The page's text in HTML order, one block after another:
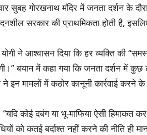
सुबह गोरखनाथ मंदिर में जनता दर्शन के
सरकार की प्राथमिकता होती है,
ने आश्वासन दिया कि हर व्यक्ति की
बयान में कहा गया कि जनता दर्शन में
मामलों में कठोर कानूनी कार्रवाई करने के
कोई दबंग या भू-माफिया ऐसी हिमाकत
को कतई बर्दाश्त नहीं करने की नीति ही